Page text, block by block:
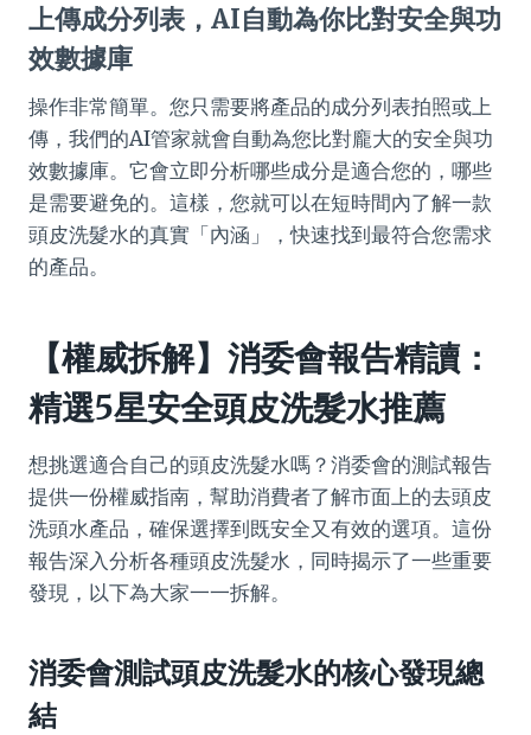
上傳成分列表，AI自動為你比對安全與功
效數據庫
操作非常簡單。您只需要將產品的成分列表拍照或上
傳，我們的AI管家就會自動為您比對龐大的安全與功
效數據庫。它會立即分析哪些成分是適合您的，哪些
是需要避免的。這樣，您就可以在短時間內了解一款
頭皮洗髮水的真實「內涵」，快速找到最符合您需求
的產品。
【權威拆解】消委會報告精讀：
精選5星安全頭皮洗髮水推薦
想挑選適合自己的頭皮洗髮水嗎？消委會的測試報告
提供一份權威指南，幫助消費者了解市面上的去頭皮
洗頭水產品，確保選擇到既安全又有效的選項。這份
報告深入分析各種頭皮洗髮水，同時揭示了一些重要
發現，以下為大家一一拆解。
消委會測試頭皮洗髮水的核心發現總
結